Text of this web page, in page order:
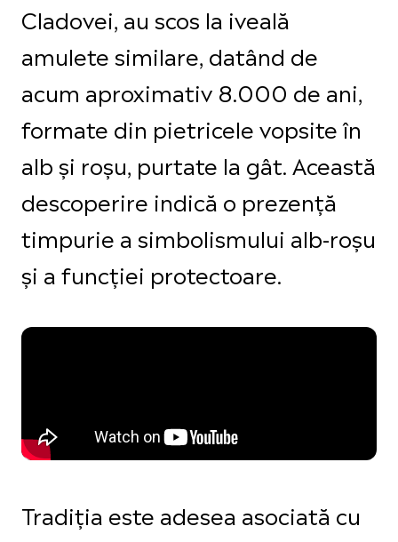
Cladovei, au scos la iveală
amulete similare, datând de
acum aproximativ 8.000 de ani,
formate din pietricele vopsite în
alb și roșu, purtate la gât. Această
descoperire indică o prezență
timpurie a simbolismului alb-roșu
și a funcției protectoare.
Tradiția este adesea asociată cu